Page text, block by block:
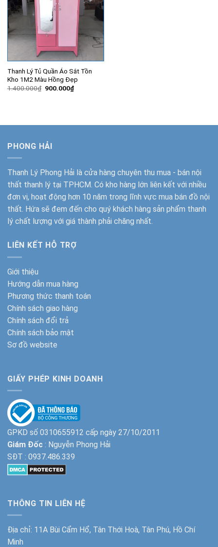
Thanh Lý Tủ Quần Áo Sắt Tồn
Kho 1M2 Màu Hồng Đẹp
1.400.000₫ Giá
900.000₫Giá
hiện
PHONG HẢI
Thanh Lý Phong Hải là cửa hàng chuyên thu mua - bán nội
thất thanh lý tại TPHCM. Có kho hàng lớn liên kết với nhiều
đơn vị, hoạt động hơn 10 năm trong lĩnh vực mua bán đồ nội
thất. Hứa sẽ đem đến cho quý khách hàng sản phẩm thanh
lý chất lượng với giá thành phải chăng nhất.
LIÊN KẾT HỖ TRỢ
Giới thiệu
Hướng dẫn mua hàng
Phương thức thanh toán
Chính sách giao hàng
Chính sách đổi trả
Chính sách bảo mật
Sơ đồ website
GIẤY PHÉP KINH DOANH
GPKD số 0310655912 cấp ngày 27/10/2011
Giám Đốc : Nguyễn Phong Hải
SĐT : 0937.486.339
THÔNG TIN LIÊN HỆ
Địa chỉ: 11A Bùi Cẩm Hổ, Tân Thới Hoà, Tân Phú, Hồ Chí
Minh